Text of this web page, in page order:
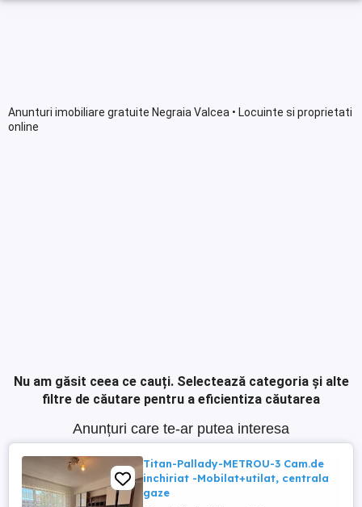
Anunturi imobiliare gratuite Negraia Valcea • Locuinte si proprietati
online
Nu am găsit ceea ce cauți. Selectează categoria și alte
filtre de căutare pentru a eficientiza căutarea
Anunțuri care te-ar putea interesa
Titan-Pallady-METROU-3 Cam.de
inchiriat -Mobilat+utilat, centrala
gaze